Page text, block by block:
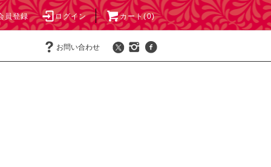
員登録 ログイン カート(0)
お問い合わせ